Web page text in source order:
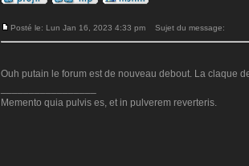
Posté le: Lun Jan 16, 2023 4:33 pm Sujet du message:
Ouh putain le forum est de nouveau debout. La claque
Memento quia pulvis es, et in pulverem reverteris.